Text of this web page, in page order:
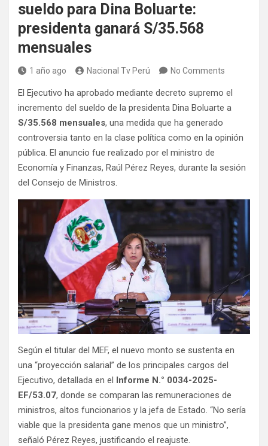
sueldo para Dina Boluarte:
presidenta ganará S/35.568
mensuales
1 año ago Nacional Tv Perú No Comments
El Ejecutivo ha aprobado mediante decreto supremo el
incremento del sueldo de la presidenta Dina Boluarte a
S/35.568 mensuales, una medida que ha generado
controversia tanto en la clase política como en la opinión
pública. El anuncio fue realizado por el ministro de
Economía y Finanzas, Raúl Pérez Reyes, durante la sesión
del Consejo de Ministros.
Según el titular del MEF, el nuevo monto se sustenta en
una “proyección salarial” de los principales cargos del
Ejecutivo, detallada en el Informe N.° 0034-2025-
EF/53.07, donde se comparan las remuneraciones de
ministros, altos funcionarios y la jefa de Estado. “No sería
viable que la presidenta gane menos que un ministro”,
señaló Pérez Reyes, justificando el reajuste.